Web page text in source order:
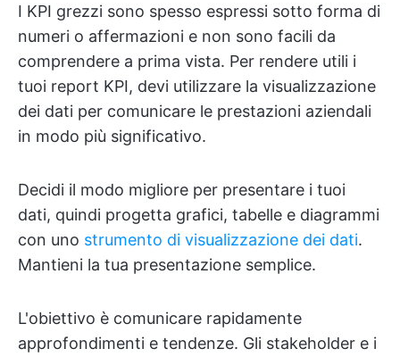
I KPI grezzi sono spesso espressi sotto forma di
numeri o affermazioni e non sono facili da
comprendere a prima vista. Per rendere utili i
tuoi report KPI, devi utilizzare la visualizzazione
dei dati per comunicare le prestazioni aziendali
in modo più significativo.
Decidi il modo migliore per presentare i tuoi
dati, quindi progetta grafici, tabelle e diagrammi
con uno strumento di visualizzazione dei dati.
Mantieni la tua presentazione semplice.
L'obiettivo è comunicare rapidamente
approfondimenti e tendenze. Gli stakeholder e i